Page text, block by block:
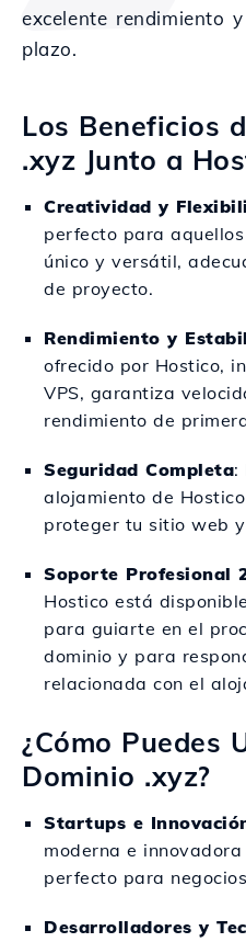
excelente rendimiento
plazo.
Los Beneficios
.xyz Junto a
Creatividad y
perfecto para
único y versátil,
de proyecto.
Rendimiento y
ofrecido por Hostico,
VPS, garantiza
rendimiento de
Seguridad Completa:
alojamiento de
proteger tu sitio web
Soporte Profesional
Hostico está
para guiarte en el
dominio y para
relacionada con el
¿Cómo Puedes
Dominio .xyz?
Startups e
moderna e
perfecto para
Desarrolladores y